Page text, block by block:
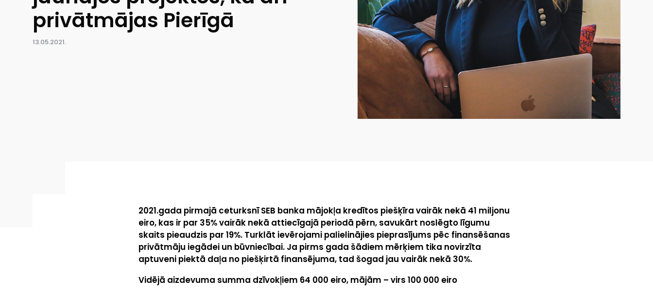
privātmājas Pierīgā
13.05.2021.
2021.gada pirmajā ceturksnī SEB banka mājokļa kredītos piešķīra vairāk nekā 41 miljonu
eiro, kas ir par 35% vairāk nekā attiecīgajā periodā pērn, savukārt noslēgto līgumu
skaits pieaudzis par 19%. Turklāt ievērojami palielinājies pieprasījums pēc finansēšanas
privātmāju iegādei un būvniecībai. Ja pirms gada šādiem mērķiem tika novirzīta
aptuveni piektā daļa no piešķirtā finansējuma, tad šogad jau vairāk nekā 30%.
Vidējā aizdevuma summa dzīvokļiem 64 000 eiro, mājām – virs 100 000 eiro